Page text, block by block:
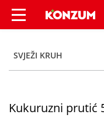
SVJEŽI KRUH
Kukuruzni prutić